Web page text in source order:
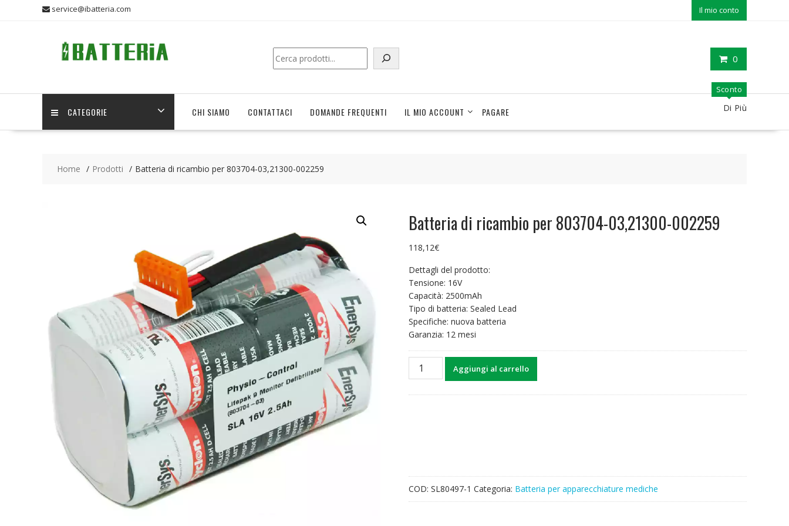
service@ibatteria.com Il mio conto
0
Cerca
CATEGORIE CHI SIAMO CONTATTACI DOMANDE FREQUENTI IL MIO ACCOUNT PAGARE
Sconto
Di Più
Home Prodotti Batteria di ricambio per 803704-03,21300-002259
Batteria di ricambio per 803704-03,21300-002259
118,12€
Dettagli del prodotto:
Tensione: 16V
Capacità: 2500mAh
Tipo di batteria: Sealed Lead
Specifiche: nuova batteria
Garanzia: 12 mesi
Batteria
Aggiungi al carrello
COD: SL80497-1 Categoria: Batteria per apparecchiature mediche